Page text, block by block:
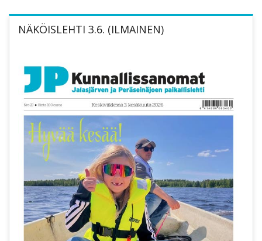
NÄKÖISLEHTI 3.6. (ILMAINEN)